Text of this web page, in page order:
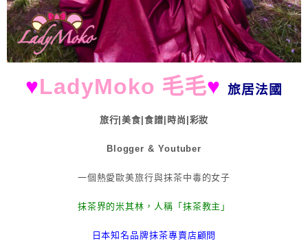
♥LadyMoko 毛毛♥ 旅居法國
旅行|美食|食譜|時尚|彩妝
Blogger & Youtuber
一個熱愛歐美旅行與抹茶中毒的女子
抹茶界的米其林，人稱「抹茶教主」
日本知名品牌抹茶專賣店顧問